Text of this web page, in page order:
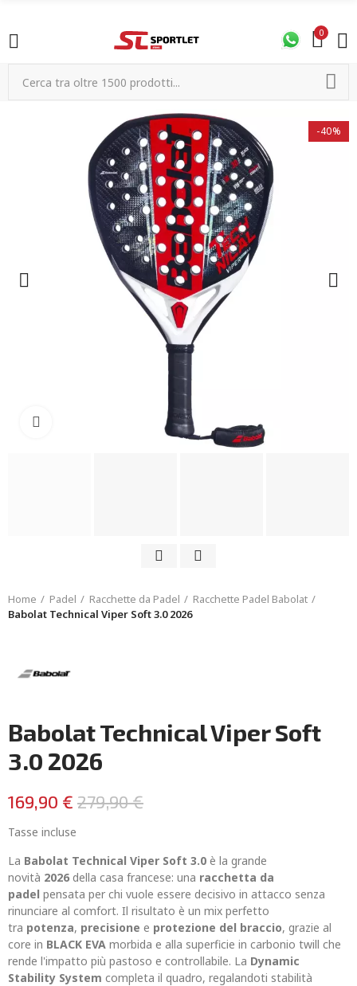
0
-40%
Home Padel Racchette da Padel
Racchette Padel Babolat
Babolat Technical Viper Soft 3.0 2026
Babolat Technical Viper Soft
3.0 2026
169,90 € 279,90 €
Tasse incluse
La Babolat Technical Viper Soft 3.0 è la grande
novità 2026 della casa francese: una racchetta da
padel pensata per chi vuole essere decisivo in attacco senza
rinunciare al comfort. Il risultato è un mix perfetto
tra potenza, precisione e protezione del braccio, grazie al
core in BLACK EVA morbida e alla superficie in carbonio twill che
rende l'impatto più pastoso e controllabile. La Dynamic
Stability System completa il quadro, regalandoti stabilità